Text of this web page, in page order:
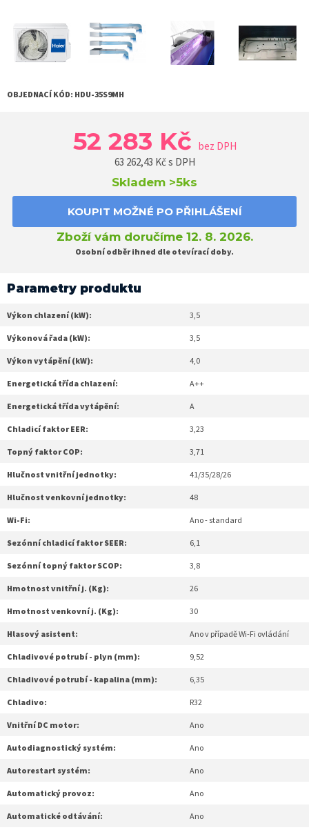
OBJEDNACÍ KÓD: HDU-35S9MH
52 283 Kč bez DPH
63 262,43 Kč s DPH
Skladem >5ks
KOUPIT MOŽNÉ PO PŘIHLÁŠENÍ
Zboží vám doručíme 12. 8. 2026.
Osobní odběr ihned dle otevírací doby.
Parametry produktu
Výkon chlazení (kW): 3,5
Výkonová řada (kW): 3,5
Výkon vytápění (kW): 4,0
Energetická třída chlazení: A++
Energetická třída vytápění: A
Chladicí faktor EER: 3,23
Topný faktor COP: 3,71
Hlučnost vnitřní jednotky: 41/35/28/26
Hlučnost venkovní jednotky: 48
Wi-Fi: Ano - standard
Sezónní chladicí faktor SEER: 6,1
Sezónní topný faktor SCOP: 3,8
Hmotnost vnitřní j. (Kg): 26
Hmotnost venkovní j. (Kg): 30
Hlasový asistent: Ano v případě Wi-Fi ovládání
Chladivové potrubí - plyn (mm): 9,52
Chladivové potrubí - kapalina (mm): 6,35
Chladivo: R32
Vnitřní DC motor: Ano
Autodiagnostický systém: Ano
Autorestart systém: Ano
Automatický provoz: Ano
Automatické odtávání: Ano